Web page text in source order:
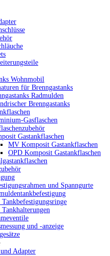
Wohnmobil
für Brenngastanks
Radmulden
Brenngastanks
Gasflaschen
Gastankflaschen
MV Komposit Gastankflaschen
OPD Komposit Gastankflaschen
und Spanngurte
und -anzeige
Adapter